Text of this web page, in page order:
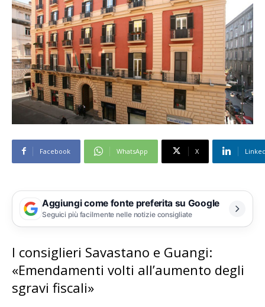
Facebook WhatsApp X
Aggiungi come fonte preferita su Google
Seguici più facilmente nelle notizie consigliate
I consiglieri Savastano e Guangi:
«Emendamenti volti all’aumento degli
sgravi fiscali»